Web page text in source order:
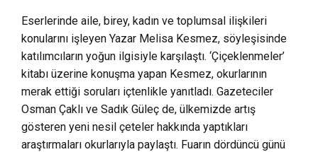
Eserlerinde aile, birey, kadın ve toplumsal ilişkileri
konularını işleyen Yazar Melisa Kesmez, söyleşisinde
katılımcıların yoğun ilgisiyle karşılaştı. ‘Çiçeklenmeler’
kitabı üzerine konuşma yapan Kesmez, okurlarının
merak ettiği soruları içtenlikle yanıtladı. Gazeteciler
Osman Çaklı ve Sadık Güleç de, ülkemizde artış
gösteren yeni nesil çeteler hakkında yaptıkları
araştırmaları okurlarıyla paylaştı. Fuarın dördüncü günü